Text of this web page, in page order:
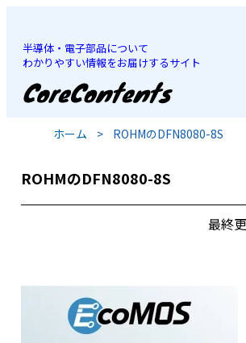
半導体・電子部品について
わかりやすい情報をお届けするサイト
JP
ホーム > ROHMのDFN8080-8S
ROHMのDFN8080-8S
最終